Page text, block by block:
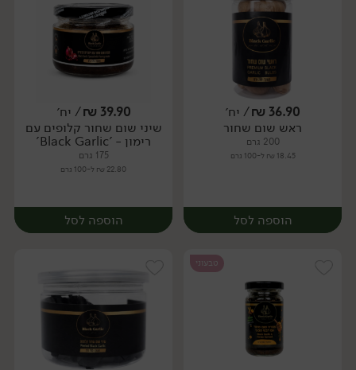
יח׳ יח׳
36.90
₪/ יח׳
ראש שום שחור
200 גרם
18.45 ₪ ל-100 גרם
הוספה לסל
39.90
₪/ יח׳
שיני שום שחור קלופים עם
רימון - 'Black Garlic'
175 גרם
22.80 ₪ ל-100 גרם
הוספה לסל
טבעוני